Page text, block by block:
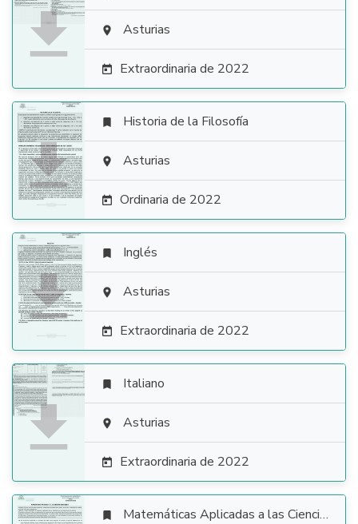
  Asturias
 Extraordinaria de 2022

 Historia de la Filosofía
 Asturias
 Ordinaria de 2022

 Inglés
 Asturias
 Extraordinaria de 2022

 Italiano
 Asturias
 Extraordinaria de 2022
 Matemáticas Aplicadas a las Ciencias Sociales